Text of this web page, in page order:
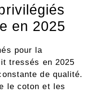
en 2025
pour la
tressés en 2025
de qualité.
le coton et les